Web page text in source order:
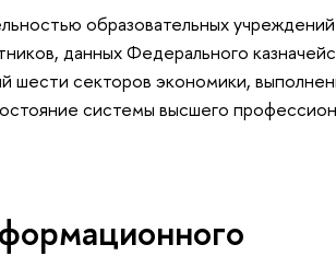
образовательных
данных Федерального
шести секторов экономики,
системы высшего